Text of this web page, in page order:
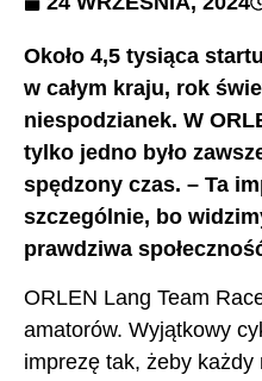
Około 4,5 tysiąca
w całym kraju, rok
niespodzianek. W
tylko jedno było
spędzony czas. – Ta
szczególnie, bo
prawdziwa
ORLEN Lang Team
amatorów. Wyjątkowy
imprezę tak, żeby każdy